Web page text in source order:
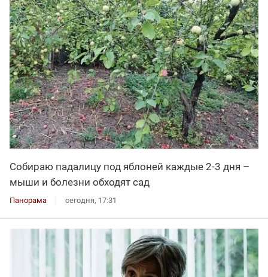
Собираю падалицу под яблоней каждые 2-3 дня –
мыши и болезни обходят сад
Панорама сегодня, 17:31